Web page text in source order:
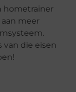
hometrainer
meer
die eisen